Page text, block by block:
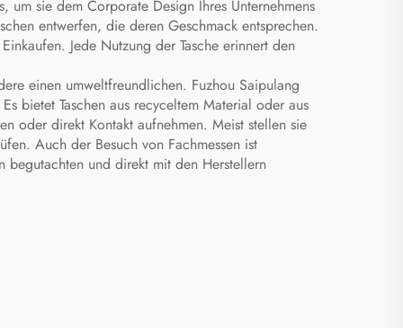
um sie dem Corporate Design Ihres Unternehmens
entwerfen, die deren Geschmack entsprechen.
Jede Nutzung der Tasche erinnert den
einen umweltfreundlichen. Fuzhou Saipulang
bietet Taschen aus recyceltem Material oder aus
oder direkt Kontakt aufnehmen. Meist stellen sie
Auch der Besuch von Fachmessen ist
begutachten und direkt mit den Herstellern